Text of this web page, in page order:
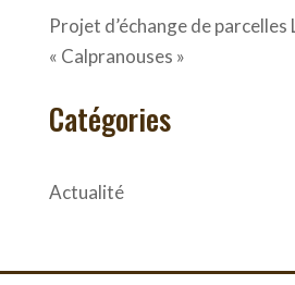
Projet d’échange de parcelles
« Calpranouses »
Catégories
Actualité